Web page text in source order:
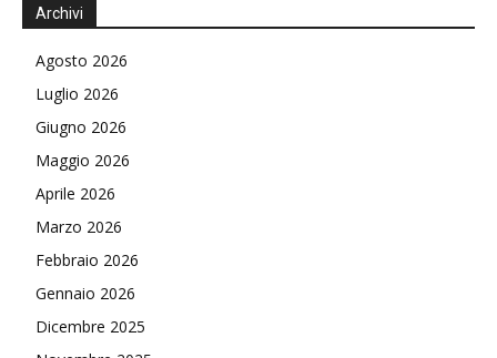
Archivi
Agosto 2026
Luglio 2026
Giugno 2026
Maggio 2026
Aprile 2026
Marzo 2026
Febbraio 2026
Gennaio 2026
Dicembre 2025